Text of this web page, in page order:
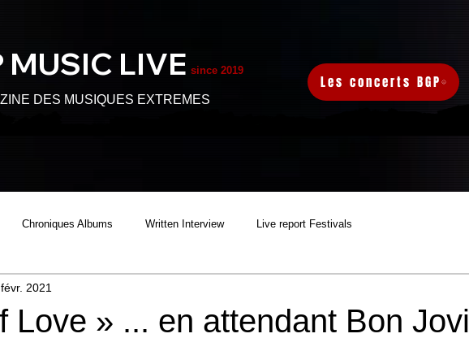
MUSIC LIVE
DES MUSIQUES EXTREMES
since 2019
Les concerts BGP
Chroniques Albums Written Interview Live report Festivals
Audio Interview
Love » ... en attendant Bon Jovi
2021